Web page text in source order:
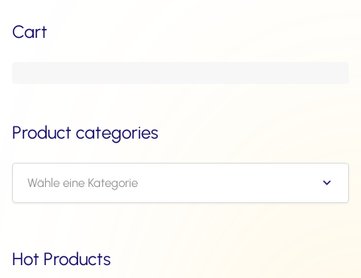
Cart
Product categories
Wähle eine Kategorie
Hot Products